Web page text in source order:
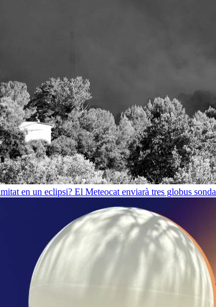
en un eclipsi? El Meteocat enviarà tres globus sonda